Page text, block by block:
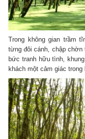
Trong không gian trầm
từng đôi cánh, chập
bức tranh hữu tình,
khách một cảm giác